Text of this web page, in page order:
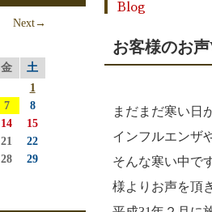
Blog
お客様のお声
まだまだ寒い日
インフルエンザ
そんな寒い中で
様よりお声を頂
Next→
金
土
1
7
8
14
15
21
22
28
29